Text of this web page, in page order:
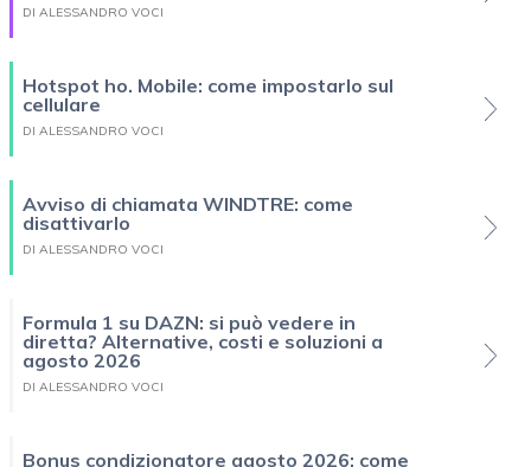
DI ALESSANDRO VOCI
Hotspot ho. Mobile: come impostarlo sul
cellulare
DI ALESSANDRO VOCI
Avviso di chiamata WINDTRE: come
disattivarlo
DI ALESSANDRO VOCI
Formula 1 su DAZN: si può vedere in
diretta? Alternative, costi e soluzioni a
agosto 2026
DI ALESSANDRO VOCI
Bonus condizionatore agosto 2026: come